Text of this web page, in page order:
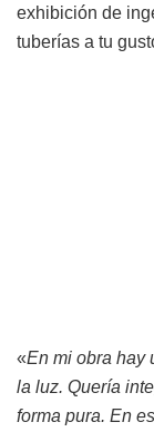
exhibición de
tuberías a tu
«En mi obra hay
la luz. Quería
forma pura. En